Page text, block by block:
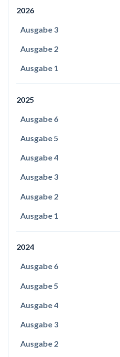
2026
Ausgabe 3
Ausgabe 2
Ausgabe 1
2025
Ausgabe 6
Ausgabe 5
Ausgabe 4
Ausgabe 3
Ausgabe 2
Ausgabe 1
2024
Ausgabe 6
Ausgabe 5
Ausgabe 4
Ausgabe 3
Ausgabe 2